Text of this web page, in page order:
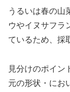
うるいは春の山
ウやイヌサフラ
ているため、採
見分けのポイン
元の形状・にお